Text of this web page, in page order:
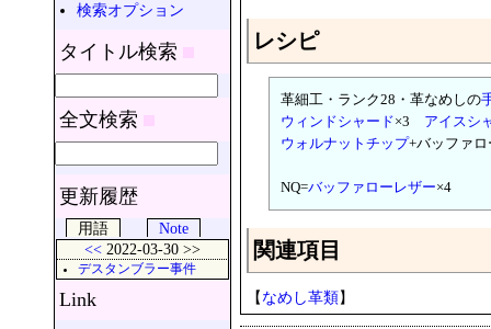
検索オプション
タイトル検索
全文検索
更新履歴
用語
Note
<< 2022-03-30 >>
デスタンブラー事件
Link
レシピ
革細工・ランク28・革なめしの
ウィンドシャード×3 アイスシ
ウォルナットチップ+バッファ
NQ=バッファローレザー×4
関連項目
【なめし革類】